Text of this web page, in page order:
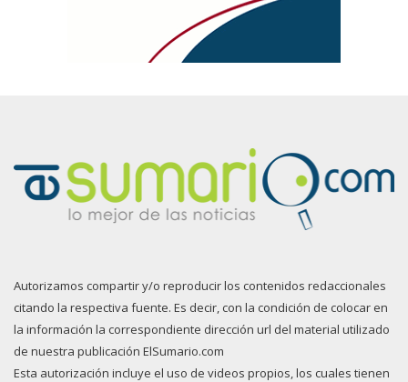
Autorizamos compartir y/o reproducir los contenidos redaccionales
citando la respectiva fuente. Es decir, con la condición de colocar en
la información la correspondiente dirección url del material utilizado
de nuestra publicación ElSumario.com
Esta autorización incluye el uso de videos propios, los cuales tienen